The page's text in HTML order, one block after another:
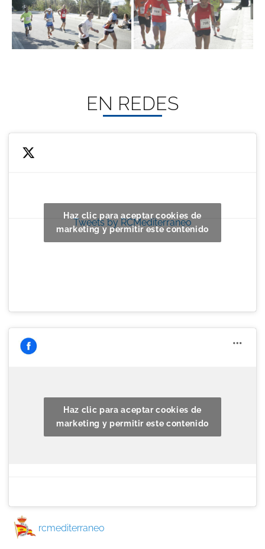
EN REDES
Tweets by RCMediterraneo
Haz clic para aceptar cookies de
marketing y permitir este contenido
Haz clic para aceptar cookies de
marketing y permitir este contenido
rcmediterraneo